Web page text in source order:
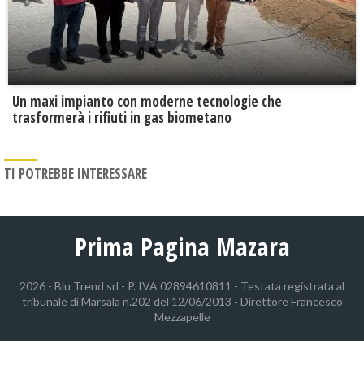
Un maxi impianto con moderne tecnologie che
trasformerà i rifiuti in gas biometano
TI POTREBBE INTERESSARE
Prima Pagina Mazara
2026 - Blu Trend srl - P. IVA 02894610811 - Testata registrata al
tribunale di Marsala n.202 del 12/06/2013 - Direttore Francesco
Mezzapelle